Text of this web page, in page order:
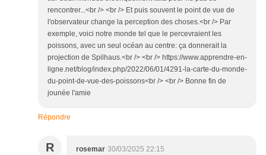
rencontrer...<br /> <br /> Et puis souvent le point de vue de
l'observateur change la perception des choses.<br /> Par
exemple, voici notre monde tel que le percevraient les
poissons, avec un seul océan au centre: ça donnerait la
projection de Spilhaus.<br /> <br /> https://www.apprendre-en-
ligne.net/blog/index.php/2022/06/01/4291-la-carte-du-monde-
du-point-de-vue-des-poissons<br /> <br /> Bonne fin de
jounée l'amie
Répondre
R rosemar 30/03/2025 22:15